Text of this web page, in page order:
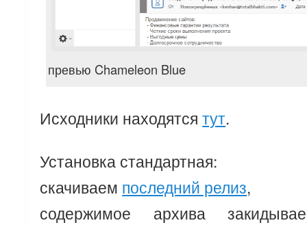
превью Chameleon Blue
Исходники находятсятут.
Установка стандартная:
скачиваем последний релиз,
содержимое архива